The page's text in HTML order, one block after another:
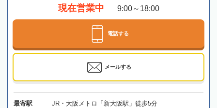
現在営業中 9:00～18:00
電話する
メールする
最寄駅 JR・大阪メトロ「新大阪駅」徒歩5分